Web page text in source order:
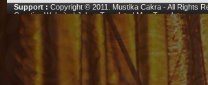
Support : Copyright © 2011. Mustika Cakra - All Rights
Creating Website|Johny Template|Mas Template